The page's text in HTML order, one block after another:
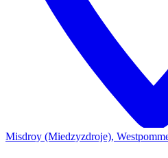
Misdroy (Miedzyzdroje),